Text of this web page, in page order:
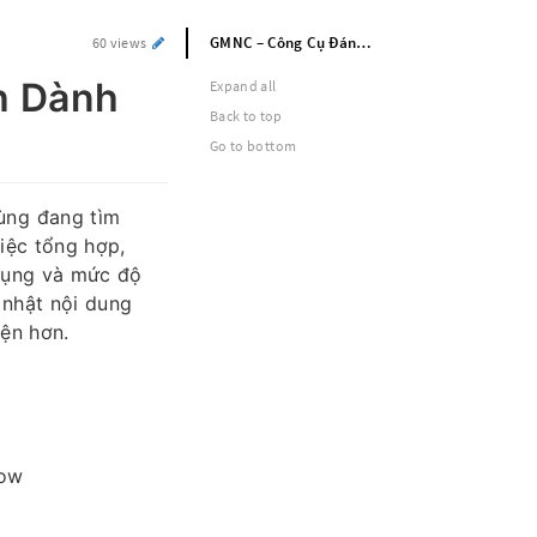
60 views
Dành
đang tìm
tổng hợp,
và mức độ
nội dung
hơn.
GMNC – Công Cụ Đánh Giá Minh Bạch Dành Cho Người Dùng Online 2026
Expand all
Back to top
Go to bottom